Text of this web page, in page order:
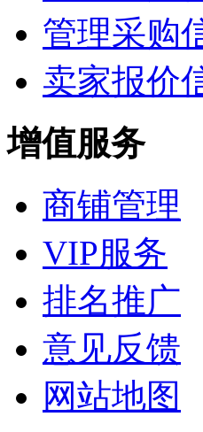
管理采购
卖家报价
增值服务
商铺管理
VIP服务
排名推广
意见反馈
网站地图